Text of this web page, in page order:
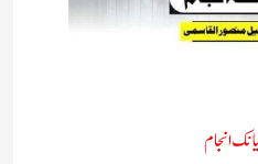
انجام